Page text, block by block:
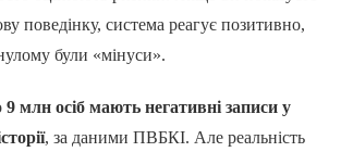
поведінку, система реагує позитивно,
були «мінуси».
9 млн осіб мають негативні записи у
, за даними ПВБКІ. Але реальність